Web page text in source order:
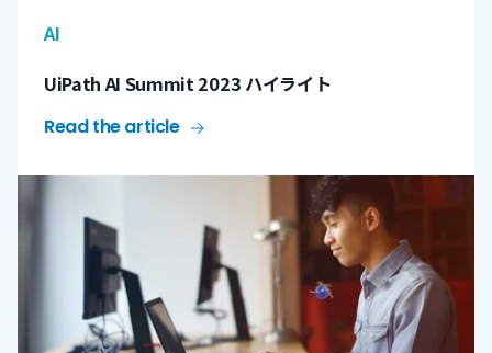
AI
UiPath AI Summit 2023 ハイライト
Read the article